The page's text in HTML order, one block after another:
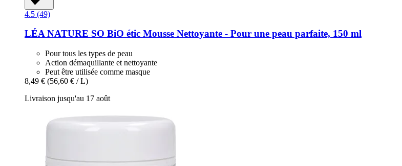
4.5 (49)
LÉA NATURE SO BiO étic Mousse Nettoyante -​ Pour une peau parfaite, 150 ml
Pour tous les types de peau
Action démaquillante et nettoyante
Peut être utilisée comme masque
8,49 € (56,60 € / L)
Livraison jusqu'au 17 août